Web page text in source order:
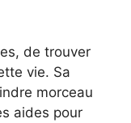
de trouver
vie. Sa
morceau
aides pour